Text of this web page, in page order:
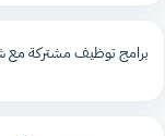
برامج توظيف مشتركة مع